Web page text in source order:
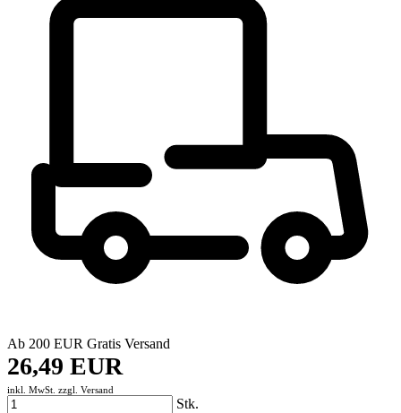
Ab 200 EUR Gratis Versand
26,49 EUR
inkl. MwSt. zzgl. Versand
Stk.